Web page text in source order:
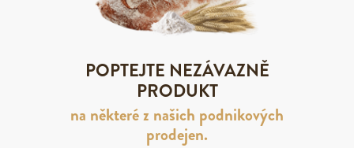
POPTEJTE NEZÁVAZNĚ
PRODUKT
na některé z našich podnikových
prodejen.